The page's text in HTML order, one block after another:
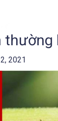
2021